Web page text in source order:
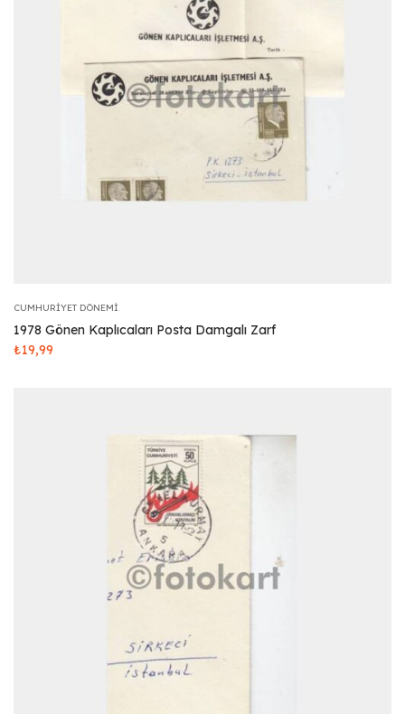
CUMHURIYET DÖNEMI
1978 Gönen Kaplıcaları Posta Damgalı Zarf
₺19,99